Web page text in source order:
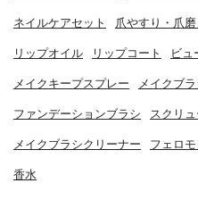
ネイルケアセット 爪やすり・爪磨
リップオイル リップコート ビュ
メイクキープスプレー メイクブ
ファンデーションブラシ スクリ
メイクブラシクリーナー フェロ
香水